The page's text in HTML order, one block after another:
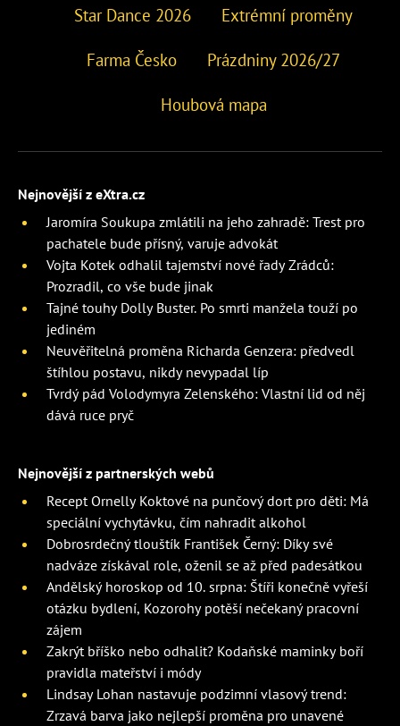
Star Dance 2026 Extrémní proměny
Farma Česko Prázdniny 2026/27
Houbová mapa
Nejnovější z eXtra.cz
Jaromíra Soukupa zmlátili na jeho zahradě: Trest pro
pachatele bude přísný, varuje advokát
Vojta Kotek odhalil tajemství nové řady Zrádců:
Prozradil, co vše bude jinak
Tajné touhy Dolly Buster. Po smrti manžela touží po
jediném
Neuvěřitelná proměna Richarda Genzera: předvedl
štíhlou postavu, nikdy nevypadal líp
Tvrdý pád Volodymyra Zelenského: Vlastní lid od něj
dává ruce pryč
Nejnovější z partnerských webů
Recept Ornelly Koktové na punčový dort pro děti: Má
speciální vychytávku, čím nahradit alkohol
Dobrosrdečný tlouštík František Černý: Díky své
nadváze získával role, oženil se až před padesátkou
Andělský horoskop od 10. srpna: Štíři konečně vyřeší
otázku bydlení, Kozorohy potěší nečekaný pracovní
zájem
Zakrýt bříško nebo odhalit? Kodaňské maminky boří
pravidla mateřství i módy
Lindsay Lohan nastavuje podzimní vlasový trend:
Zrzavá barva jako nejlepší proměna pro unavené